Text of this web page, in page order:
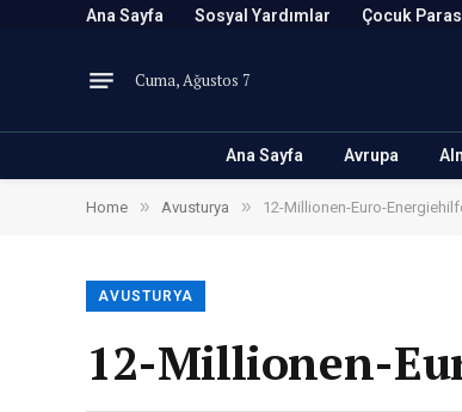
Ana Sayfa Sosyal Yardımlar Çocuk
Cuma, Ağustos 7
Ana Sayfa Avrupa
Home » Avusturya » 12-Millionen-Euro-
AVUSTURYA
12-Millionen-